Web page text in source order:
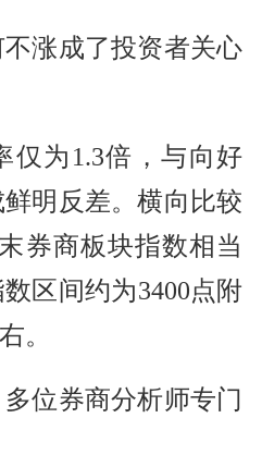
涨成了投资者关心
仅为1.3倍，与向好
明反差。横向比较
券商板块指数相当
区间约为3400点附
。
位券商分析师专门